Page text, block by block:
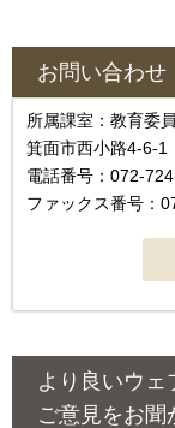
お問い合わせ
所属課室：教育委
箕面市西小路4‐6‐1
電話番号：072-
ファックス番号：
より良いウ
ご意見をお聞